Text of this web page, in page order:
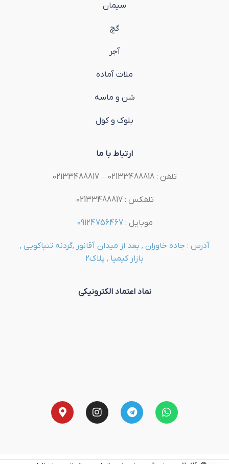
سیمان
گچ
آجر
ملات آماده
شن و ماسه
بلوک و کول
ارتباط با ما
تلفن : 02133488818 – 02133488817
تلفکس : 02133488817
موبایل :09124756467
آدرس : جاده خاوران , بعد از میدان آقانور ,گردنه تنباکویی ,
بازار کیمیا , پلاک2
نماد اعتماد الکترونیکی